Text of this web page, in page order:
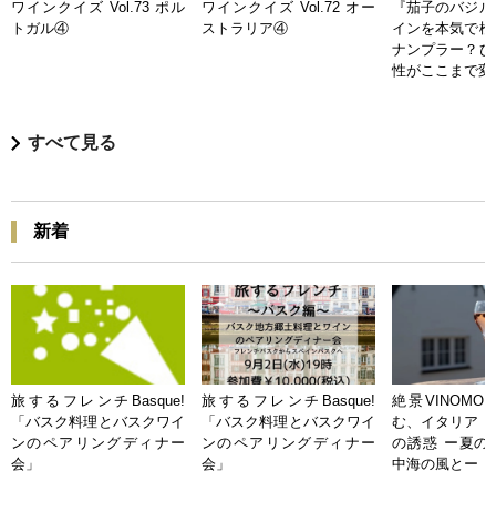
ワインクイズ Vol.73 ポル
トガル④
ワインクイズ Vol.72 オー
ストラリア④
『茄子のバジ
インを本気で
ナンプラー？
性がここまで
すべて見る
新着
旅するフレンチBasque!
「バスク料理とバスクワイ
ンのペアリングディナー
会」
旅するフレンチBasque!
「バスク料理とバスクワイ
ンのペアリングディナー
会」
絶景
む、イタリア
の誘惑 ー夏の
中海の風とー